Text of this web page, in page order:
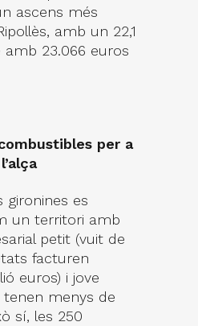
ascens més
amb un 22,1
23.066 euros
per a
gironines es
un territori amb
petit (vuit de
facturen
euros) i jove
tenen menys de
sí, les 250